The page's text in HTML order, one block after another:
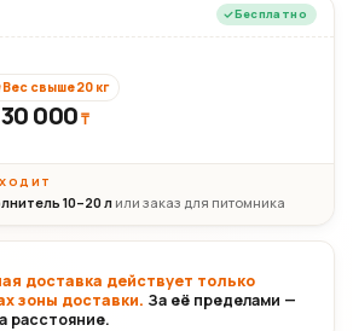
Бесплатно
Вес свыше 20 кг
30 000₸
10–20 л или заказ для питомника
доставка действует только
зоны доставки. За её пределами —
расстояние.